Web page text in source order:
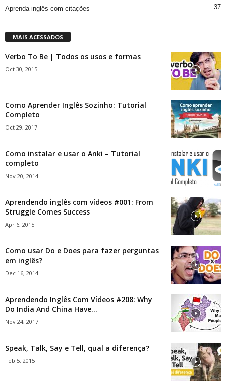
Aprenda inglês com citações 37
MAIS ACESSADOS
Verbo To Be | Todos os usos e formas
Oct 30, 2015
Como Aprender Inglês Sozinho: Tutorial
Completo
Oct 29, 2017
Como instalar e usar o Anki – Tutorial
completo
Nov 20, 2014
Aprendendo inglês com vídeos #001: From
Struggle Comes Success
Apr 6, 2015
Como usar Do e Does para fazer perguntas
em inglês?
Dec 16, 2014
Aprendendo Inglês Com Vídeos #208: Why
Do India And China Have...
Nov 24, 2017
Speak, Talk, Say e Tell, qual a diferença?
Feb 5, 2015